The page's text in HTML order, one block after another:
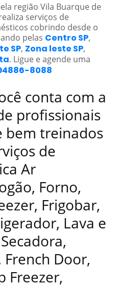
região Vila Buarque de
serviços de
cobrindo desde o
pelas Centro SP,
SP, Zona leste SP,
. Ligue e agende uma
8088
conta com a
profissionais
bem treinados
de
Ar
Forno,
Frigobar,
Lava e
Door,
Freezer,